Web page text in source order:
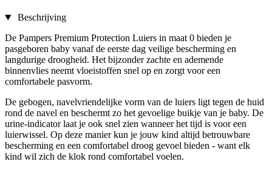
Beschrijving
De Pampers Premium Protection Luiers in maat 0 bieden je
pasgeboren baby vanaf de eerste dag veilige bescherming en
langdurige droogheid. Het bijzonder zachte en ademende
binnenvlies neemt vloeistoffen snel op en zorgt voor een
comfortabele pasvorm.
De gebogen, navelvriendelijke vorm van de luiers ligt tegen de huid
rond de navel en beschermt zo het gevoelige buikje van je baby. De
urine-indicator laat je ook snel zien wanneer het tijd is voor een
luierwissel. Op deze manier kun je jouw kind altijd betrouwbare
bescherming en een comfortabel droog gevoel bieden - want elk
kind wil zich de klok rond comfortabel voelen.